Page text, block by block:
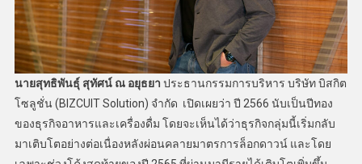
นายสุทธิพันธุ์ สุทัศน์ ณ อยุธยา ประธานกรรมการบริหาร บริษัท บิสกิต
โซลูชั่น (BIZCUIT Solution) จำกัด เปิดเผยว่า ปี 2566 นับเป็นปีทอง
ของธุรกิจอาหารและเครื่องดื่ม โดยจะเห็นได้ว่าธุรกิจกลุ่มนี้เริ่มกลับ
มาเติบโตอย่างต่อเนื่องหลังผ่อนคลายมาตรการล็อกดาวน์ และโดย